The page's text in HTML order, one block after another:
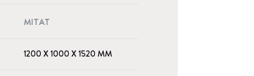
MITAT
1200 X 1000 X 1520 MM